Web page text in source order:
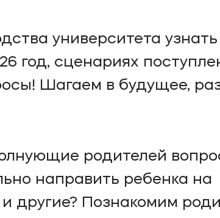
университета
год, сценариях
Шагаем в будущее,
родителей
направить ребенка на
другие? Познакомим